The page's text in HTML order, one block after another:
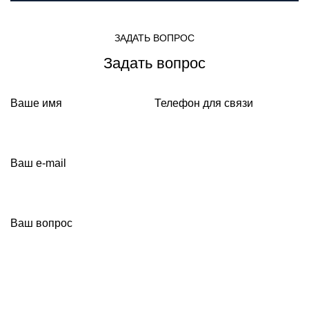
ЗАДАТЬ ВОПРОС
Задать вопрос
Ваше имя Телефон для связи
Ваш e-mail
Ваш вопрос